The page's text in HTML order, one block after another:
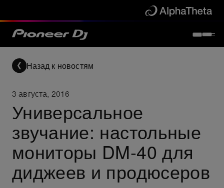
Назад к новостям
3 августа, 2016
Универсальное
звучание: настольные
мониторы DM-40 для
диджеев и продюсеров